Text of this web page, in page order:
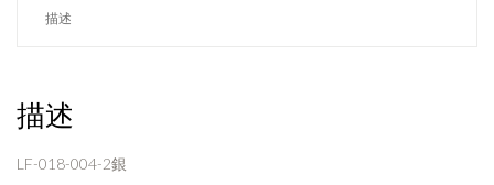
描述
描述
LF-018-004-2銀